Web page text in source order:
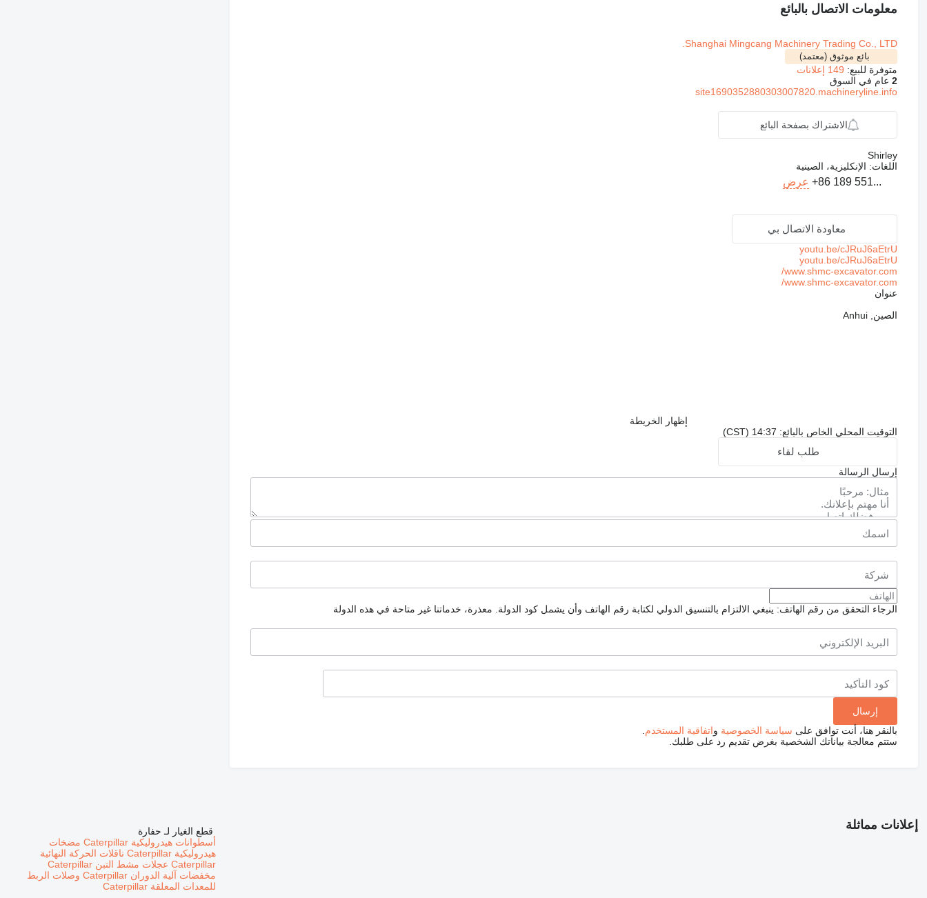
معلومات الاتصال بالبائع
Shanghai Mingcang Machinery Trading Co., LTD.
بائع موثوق (معتمد)
متوفرة للبيع: 149 إعلانات
2عام في السوق
site1690352880303007820.machineryline.info
الاشتراك بصفحة البائع
Shirley
اللغات: الإنكليزية، الصينية
+86 189 551... عرض
معاودة الاتصال بي
youtu.be/cJRuJ6aEtrU
youtu.be/cJRuJ6aEtrU
www.shmc-excavator.com/
www.shmc-excavator.com/
عنوان
الصين, Anhui
إظهار الخريطة
التوقيت المحلي الخاص بالبائع: 14:37 (CST)
طلب لقاء
إرسال الرسالة
الرجاء التحقق من رقم الهاتف: ينبغي الالتزام بالتنسيق الدولي لكتابة رقم الهاتف وأن يشمل كود الدولة. معذرة، خدماتنا غير متاحة في هذه الدولة
بالنقر هنا، أنت توافق على سياسة الخصوصية واتفاقية المستخدم
ستتم معالجة بياناتك الشخصية بغرض تقديم رد على طلبك.
إعلانات مماثلة
قطع الغيار لـ حفارة
أسطوانات هيدروليكية Caterpillar
مضخات
هيدروليكية Caterpillar
ناقلات الحركة النهائية
Caterpillar عجلات مشط التبن Caterpillar
مخفضات آلية الدوران Caterpillar
وصلات الربط
للمعدات المعلقة Caterpillar